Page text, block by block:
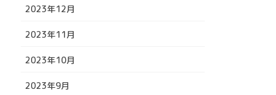
2023年12月
2023年11月
2023年10月
2023年9月